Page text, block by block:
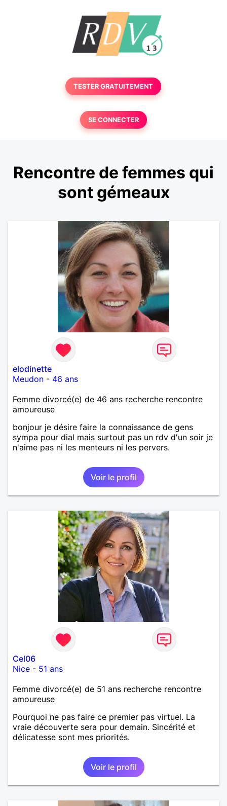
TESTER GRATUITEMENT
SE CONNECTER
Rencontre de femmes qui
sont gémeaux
elodinette
Meudon - 46 ans
Femme divorcé(e) de 46 ans recherche rencontre
amoureuse
bonjour je désire faire la connaissance de gens
sympa pour dial mais surtout pas un rdv d'un soir je
n'aime pas ni les menteurs ni les pervers.
Voir le profil
Cel06
Nice - 51 ans
Femme divorcé(e) de 51 ans recherche rencontre
amoureuse
Pourquoi ne pas faire ce premier pas virtuel. La
vraie découverte sera pour demain. Sincérité et
délicatesse sont mes priorités.
Voir le profil